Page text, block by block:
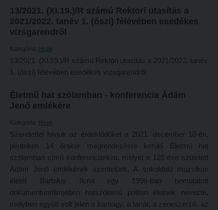
Kérelmek – nyomtatványok
Tanulmányi tájékoztató
Baleset-, munka- és tűzvédelmi megelőző ismeretek hallgatók részére
Moodle, Teams, Microsoft, eduID
ESEMÉNYEK
Kányádi-verseny
Simonyi-verseny
Psallite énekverseny
Tanulva tanítani
Ösztöndíjak és egyéb hallgatói pályázatok
Kari pályázatok
Tanulmányi határidők
Tanulmányi Osztály
Kérelmek – nyomtatványok
Tanulmányi tájékoztató
Tételsorok
Baleset-, munka- és tűzvédelmi megelőző ismeretek hallgatók részére
Moodle, Teams, Microsoft, eduID
ESEMÉNYEK
13/2021. (XI.19.)/R számú Rektori utasítás a
2021/2022. tanév 1. (őszi) félévében esedékes
vizsgarendről
Kategória: Hírek
13/2021. (XI.19.)/R számú Rektori utasítás a 2021/2022. tanév
1. (őszi) félévében esedékes vizsgarendről
Életmű hat szólamban - konferencia Ádám
Jenő emlékére
Kategória: Hírek
Szeretettel hívjuk az érdeklődőket a 2021. december 10-én,
pénteken 14 órakor megrendezésre kerülő Életmű hat
szólamban című konferenciánkra, melyet a 125 éve született
Ádám Jenő emlékének szentelünk. A sokoldalú muzsikus
életét Bartalus Ilona egy 1996-ban bemutatott
dokumentumfilmjében hatszólamú polifon életnek nevezte,
melyben együtt volt jelen a karnagy, a tanár, a zeneszerző, az